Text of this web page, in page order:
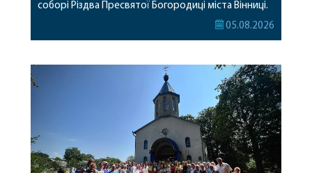
соборі Різдва Пресвятої Богородиці міста Вінниці.
Його Високопреосвященству співслужили
священному сані. Під час богослужіння підносилися
особливі молитви за мир в Україні, за воїнів, які
05.08.2026